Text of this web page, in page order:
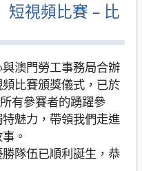
短視頻比賽 – 比
澳門勞工事務局合辦
比賽頒獎儀式，已於
有參賽者的踴躍參
魅力，帶領我們走進
。
隊伍已順利誕生，恭